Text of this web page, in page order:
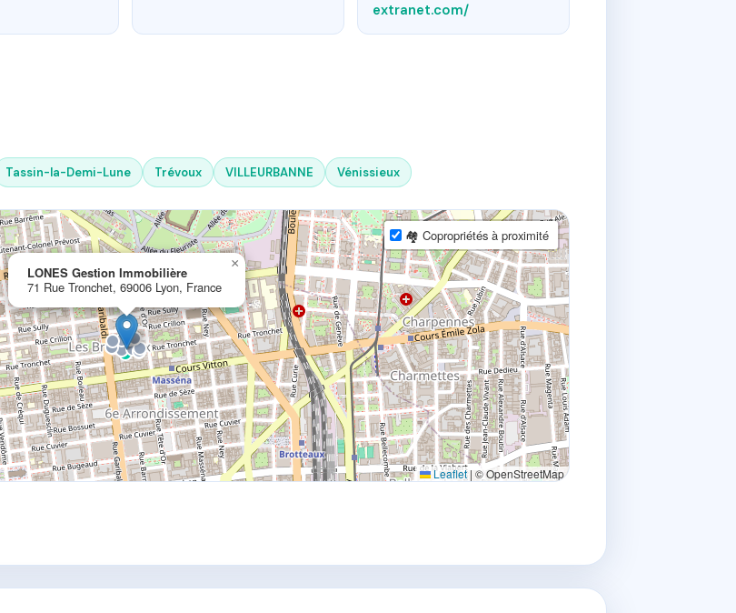
extranet.com/
Tassin-la-Demi-Lune Trévoux VILLEURBANNE Vénissieux
LONES Gestion Immobilière
71 Rue Tronchet, 69006 Lyon, France
×
🏘 Copropriétés à proximité
Leaflet | © OpenStreetMap